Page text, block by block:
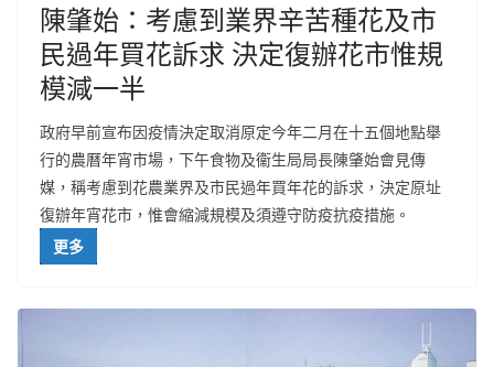
陳肇始：考慮到業界辛苦種花及市
民過年買花訴求 決定復辦花市惟規
模減一半
政府早前宣布因疫情決定取消原定今年二月在十五個地點舉
行的農曆年宵市場，下午食物及衞生局局長陳肇始會見傳
媒，稱考慮到花農業界及市民過年買年花的訴求，決定原址
復辦年宵花市，惟會縮減規模及須遵守防疫抗疫措施。
更多